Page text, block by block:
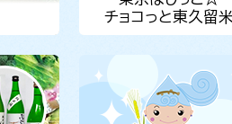
チョコっと東久留米